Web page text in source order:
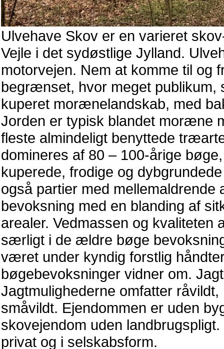
Ulvehave Skov er en varieret
Vejle i det sydøstlige Jylland.
motorvejen. Nem at komme til og
begrænset, hvor meget
kuperet morænelandskab, med
Jorden er typisk blandet moræne
fleste almindeligt benyttede
domineres af 80 – 100-årige
kuperede, frodige og
også partier med
bevoksning med en blanding af
arealer. Vedmassen og kvaliteten
særligt i de ældre bøge
været under kyndig forstlig
bøgebevoksninger vidner om.
Jagtmulighederne omfatter
småvildt. Ejendommen er uden
skovejendom uden
privat og i selskabsform.